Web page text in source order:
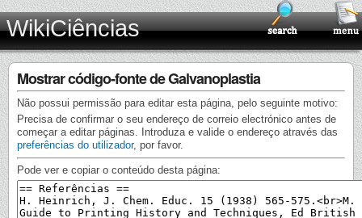
WikiCiências
Mostrar código-fonte de Galvanoplastia
Não possui permissão para editar esta página, pelo seguinte motivo:
Precisa de confirmar o seu endereço de correio electrónico antes de
começar a editar páginas. Introduza e valide o endereço através das
preferências do utilizador, por favor.
Pode ver e copiar o conteúdo desta página: